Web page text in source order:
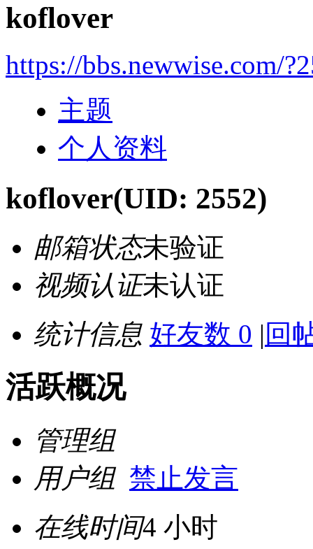
koflover
https://bbs.newwise.com/
主题
个人资料
koflover(UID: 2552)
邮箱状态未验证
视频认证未认证
统计信息 好友数 0 | 回
活跃概况
管理组
用户组 禁止发言
在线时间4 小时